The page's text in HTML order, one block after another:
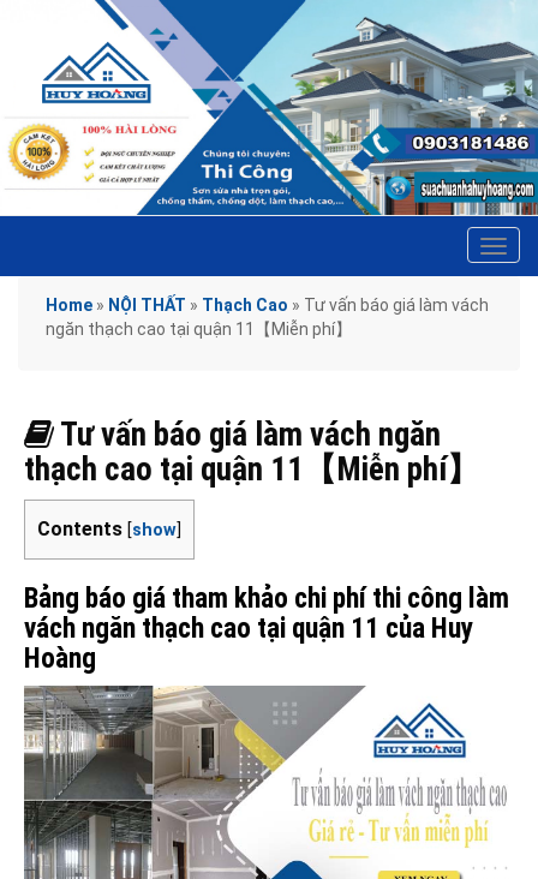
Home » NỘI THẤT » Thạch Cao » Tư vấn báo giá làm vách
ngăn thạch cao tại quận 11【Miễn phí】
Tư vấn báo giá làm vách ngăn
thạch cao tại quận 11【Miễn phí】
Contents [show]
Bảng báo giá tham khảo chi phí thi công làm
vách ngăn thạch cao tại quận 11 của Huy
Hoàng